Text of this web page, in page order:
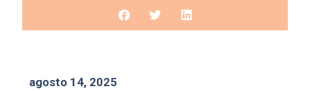
agosto 14, 2025